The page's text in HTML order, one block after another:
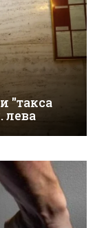
"такса
лева